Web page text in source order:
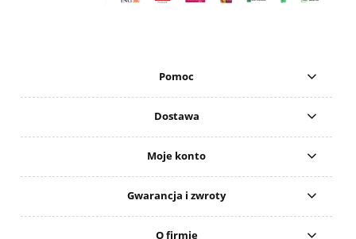
Pomoc
Dostawa
Moje konto
Gwarancja i zwroty
O firmie